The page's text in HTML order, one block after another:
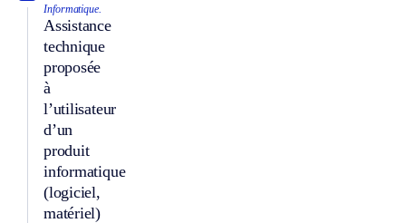
Informatique.
Assistance
technique
proposée
à
l’utilisateur
d’un
produit
informatique
(logiciel,
matériel)